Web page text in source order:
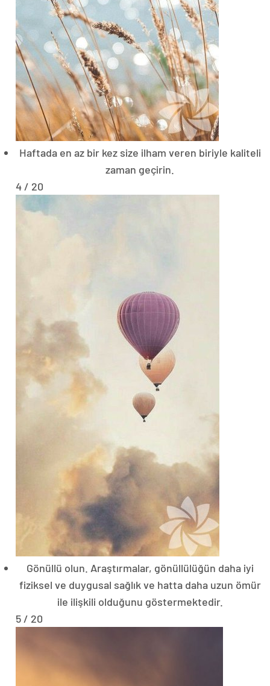
Haftada en az bir kez size ilham veren biriyle kaliteli
zaman geçirin.
4 / 20
Gönüllü olun. Araştırmalar, gönüllülüğün daha iyi
fiziksel ve duygusal sağlık ve hatta daha uzun ömür
ile ilişkili olduğunu göstermektedir.
5 / 20